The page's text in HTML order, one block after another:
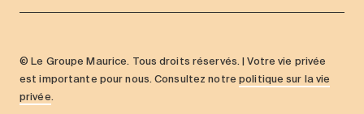
© Le Groupe Maurice. Tous droits réservés. | Votre vie privée
est importante pour nous. Consultez notrepolitique sur la vie
privée.